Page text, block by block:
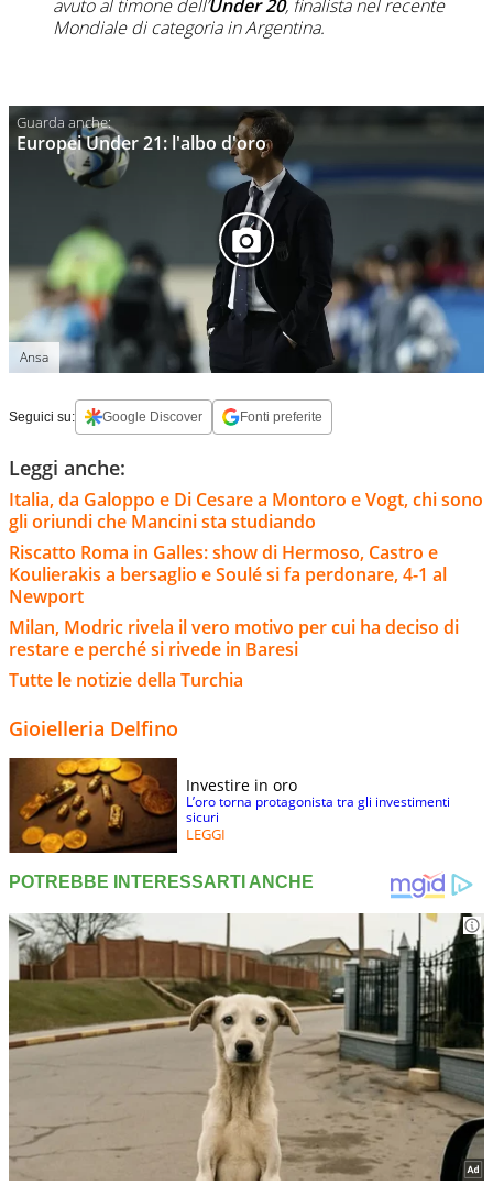
avuto al timone dell’Under 20, finalista nel recente
Mondiale di categoria in Argentina.
Europei Under 21: l'albo d'oro
Ansa
Seguici su: Google Discover Fonti preferite
Leggi anche:
Italia, da Galoppo e Di Cesare a Montoro e Vogt, chi sono
gli oriundi che Mancini sta studiando
Riscatto Roma in Galles: show di Hermoso, Castro e
Koulierakis a bersaglio e Soulé si fa perdonare, 4-1 al
Newport
Milan, Modric rivela il vero motivo per cui ha deciso di
restare e perché si rivede in Baresi
Tutte le notizie della Turchia
Gioielleria Delfino
Investire in oro
L’oro torna protagonista tra gli investimenti
sicuri
LEGGI